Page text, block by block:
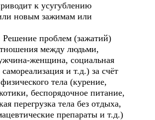
к усугублению
новым зажимам или
проблем (зажатий)
между людьми,
женщина, социальная
самореализация и т.д.) за счёт
тела (курение,
беспорядочное питание,
перегрузка тела без отдыха,
препараты и т.д.)